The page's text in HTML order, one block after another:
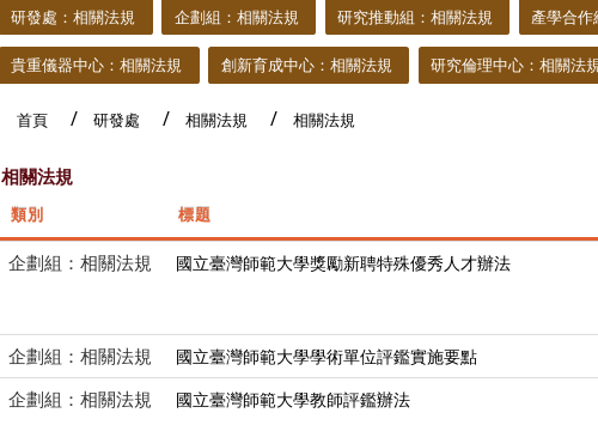
研發處：相關法規 企劃組：相關法規 研究推動組：相關法規 產學合作
貴重儀器中心：相關法規 創新育成中心：相關法規 研究倫理中心：相關法
首頁 研發處 相關法規 相關法規
相關法規
類別 標題
企劃組：相關法規 國立臺灣師範大學獎勵新聘特殊優秀人才辦法
企劃組：相關法規 國立臺灣師範大學學術單位評鑑實施要點
企劃組：相關法規 國立臺灣師範大學教師評鑑辦法